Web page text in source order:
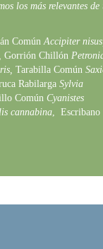
los más relevantes de
ComúnAccipiter
Gorrión Chillón
Tarabilla Común
Rabilarga Sylvia
Común Cyanistes
cannabina, Escribano